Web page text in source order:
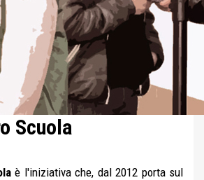
Scuola
è l'iniziativa che, dal 2012 porta sul